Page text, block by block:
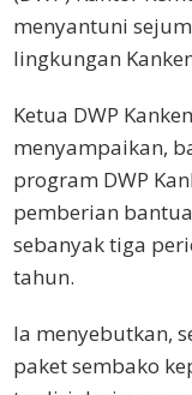
menyantuni
lingkungan
Ketua DWP
menyampaikan,
program DWP
pemberian
sebanyak tiga
tahun.
Ia menyebutkan,
paket sembako